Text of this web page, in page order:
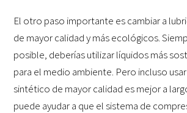
El otro paso importante es cambiar a
de mayor calidad y más ecológicos.
posible, deberías utilizar líquidos más
para el medio ambiente. Pero incluso
sintético de mayor calidad es mejor a
puede ayudar a que el sistema de